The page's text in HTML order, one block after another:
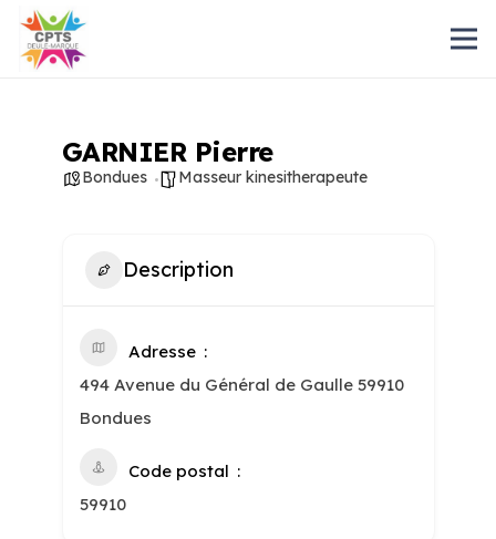
GARNIER Pierre
Bondues Masseur kinesitherapeute
Description
Adresse
494 Avenue du Général de Gaulle 59910
Bondues
Code postal
59910